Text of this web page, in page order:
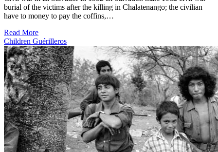
burial of the victims after the killing in Chalatenango; the civilian
have to money to pay the coffins,…
Read More
Children Guérilleros